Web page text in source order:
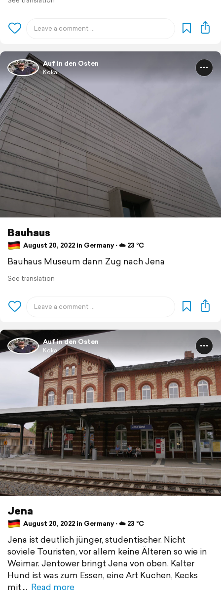
Auf in den Osten
Koka
Bauhaus
August 20, 2022 in Germany ⋅ ☁️ 23 °C
Bauhaus Museum dann Zug nach Jena
See translation
Auf in den Osten
Koka
Jena
August 20, 2022 in Germany ⋅ ☁️ 23 °C
Jena ist deutlich jünger, studentischer. Nicht
soviele Touristen, vor allem keine Älteren so wie in
Weimar. Jentower bringt Jena von oben. Kalter
Hund ist was zum Essen, eine Art Kuchen, Kecks
mit
Read more